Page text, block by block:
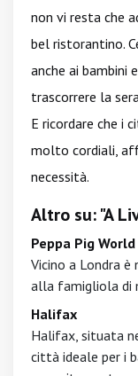
non vi resta che
bel ristorantino.
anche ai bambini
trascorrere la
E ricordare che i
molto cordiali,
necessità.
Altro su: "A
Peppa Pig World
Vicino a Londra
alla famigliola di
Halifax
Halifax, situata
città ideale per i